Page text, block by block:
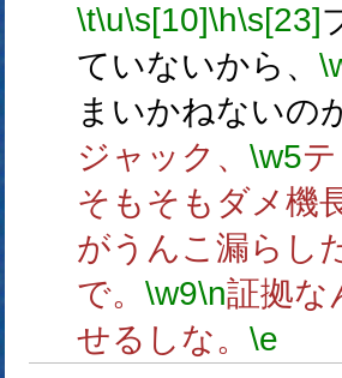
\t\u\s[10]\h\s[23]
ていないから、
まいかねないの
ジャック、 \w5
そもそもダメ機
がうんこ漏らし
で。 \w9\n証拠な
せるしな。 \e